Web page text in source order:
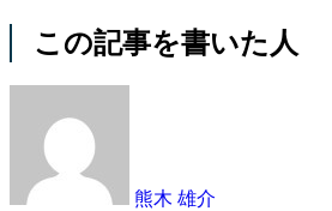
この記事を書いた人
熊木 雄介